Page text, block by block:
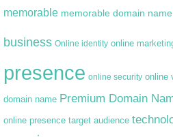
memorable memorable domain name
business Online identity online
presence online security online
domain name Premium Domain
online presence target audience